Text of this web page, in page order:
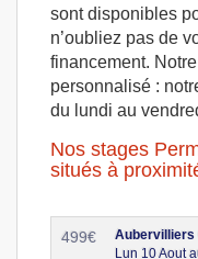
sont disponibles
n’oubliez pas de
financement.
personnalisé :
du lundi au
Nos stages
situés à
499€
Aubervilliers
Lun 10 Aout